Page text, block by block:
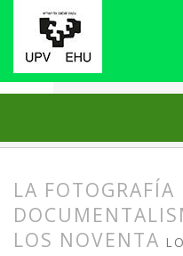
LA
LOS NOVENTA